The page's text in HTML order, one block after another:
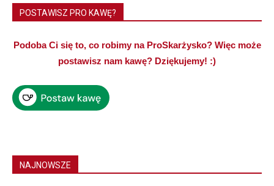
POSTAWISZ PRO KAWĘ?
Podoba Ci się to, co robimy na ProSkarżysko? Więc może
postawisz nam kawę? Dziękujemy! :)
NAJNOWSZE